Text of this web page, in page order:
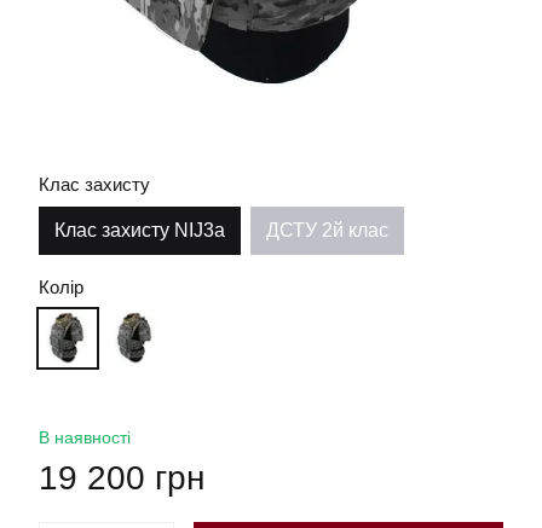
Клас захисту
Клас захисту NIJ3a ДСТУ 2й клас
Колір
В наявності
19 200 грн